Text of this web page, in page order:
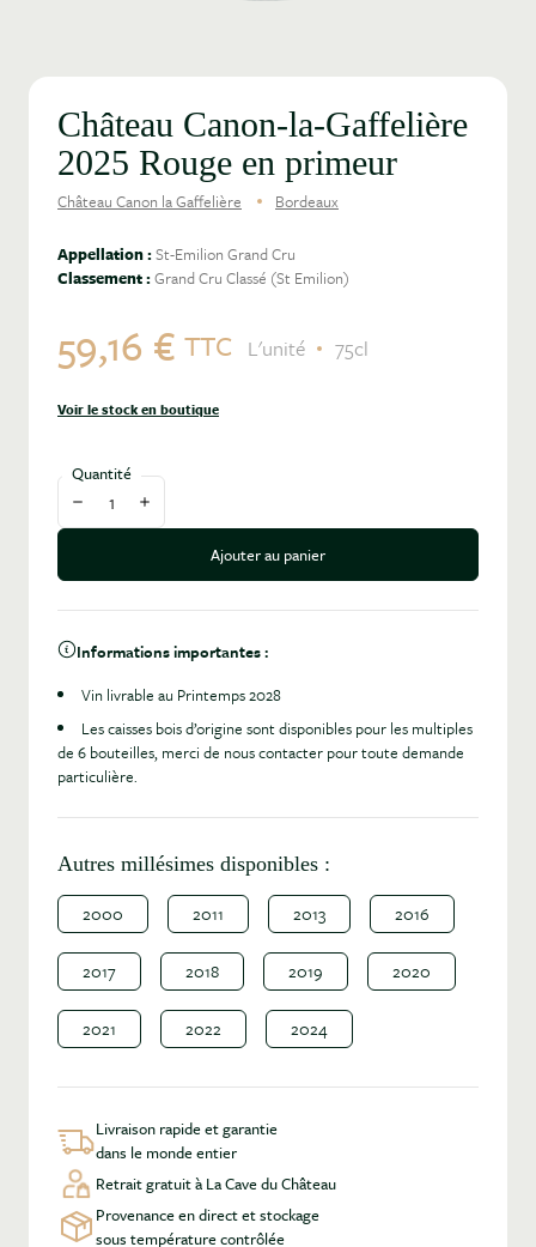
Château Canon-la-Gaffelière
2025 Rouge en primeur
Château Canon la Gaffelière Bordeaux
Appellation :St-Emilion Grand Cru
Classement :Grand Cru Classé (St Emilion)
59,16 € TTC L'unité 75cl
Voir le stock en boutique
Quantité
Diminuer la quantité
Augmenter la quantité
Ajouter au panier
Informations importantes :
Vin livrable au Printemps 2028
Les caisses bois d’origine sont disponibles pour les multiples
de 6 bouteilles, merci de nous contacter pour toute demande
particulière.
Autres millésimes disponibles :
2000 2011 2013 2016
2017 2018 2019 2020
2021 2022 2024
Livraison rapide et garantie
dans le monde entier
Retrait gratuit à La Cave du Château
Provenance en direct et stockage
sous température contrôlée